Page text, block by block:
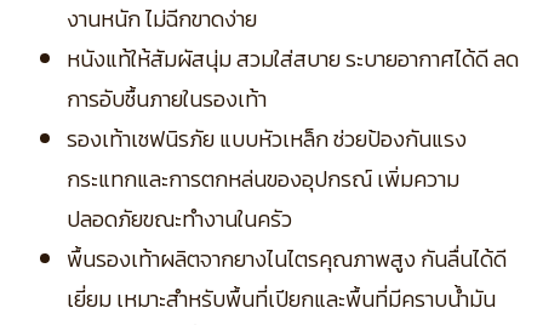
งานหนัก ไม่ฉีกขาดง่าย
หนังแท้ให้สัมผัสนุ่ม สวมใส่สบาย ระบายอากาศได้ดี ลด
การอับชื้นภายในรองเท้า
รองเท้าเชฟนิรภัย แบบหัวเหล็ก ช่วยป้องกันแรง
กระแทกและการตกหล่นของอุปกรณ์ เพิ่มความ
ปลอดภัยขณะทำงานในครัว
พื้นรองเท้าผลิตจากยางไนไตรคุณภาพสูง กันลื่นได้ดี
เยี่ยม เหมาะสำหรับพื้นที่เปียกและพื้นที่มีคราบน้ำมัน